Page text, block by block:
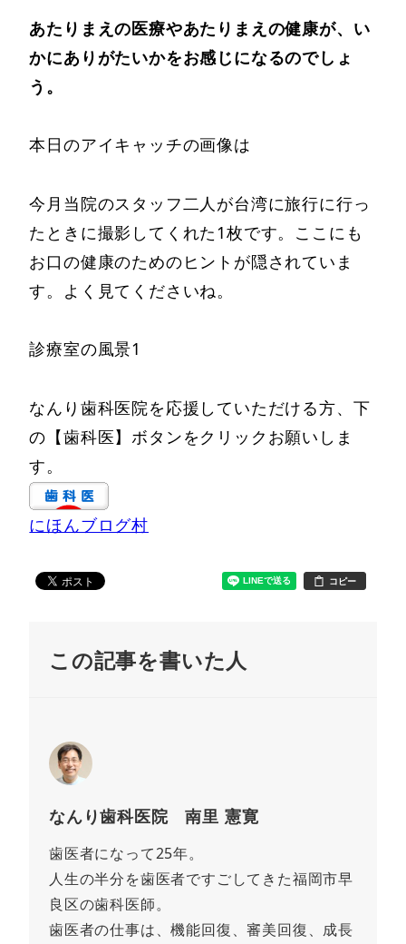
あたりまえの医療やあたりまえの健康が、い
かにありがたいかをお感じになるのでしょ
う。
本日のアイキャッチの画像は
今月当院のスタッフ二人が台湾に旅行に行っ
たときに撮影してくれた1枚です。ここにも
お口の健康のためのヒントが隠されていま
す。よく見てくださいね。
診療室の風景1
なんり歯科医院を応援していただける方、下
の【歯科医】ボタンをクリックお願いしま
す。
にほんブログ村
コピー
この記事を書いた人
なんり歯科医院 南里 憲寛
歯医者になって25年。
人生の半分を歯医者ですごしてきた福岡市早
良区の歯科医師。
歯医者の仕事は、機能回復、審美回復、成長